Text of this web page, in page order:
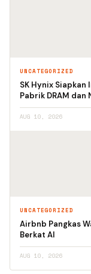
UNCATEGORIZED
SK Hynix
Pabrik DRAM dan
AUG 10, 2026
UNCATEGORIZED
Airbnb Pangkas
Berkat AI
AUG 10, 2026